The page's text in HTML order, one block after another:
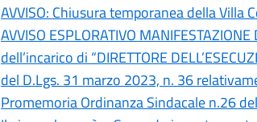
AVVISO: Chiusura temporanea della Villa
AVVISO ESPLORATIVO
dell’incarico di “DIRETTORE
del D.Lgs. 31 marzo 2023, n. 36
Promemoria Ordinanza Sindacale n.26